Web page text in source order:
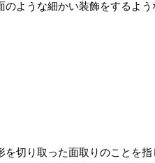
ような細かい装飾をするよ
切り取った面取りのことを